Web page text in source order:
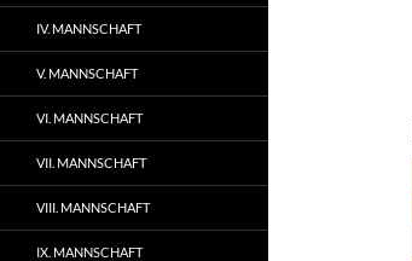
IV. MANNSCHAFT
V. MANNSCHAFT
VI. MANNSCHAFT
VII. MANNSCHAFT
VIII. MANNSCHAFT
IX. MANNSCHAFT